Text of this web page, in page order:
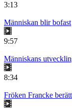
3:13
Människan blir bofast
9:57
Människans
8:34
Fröken Francke